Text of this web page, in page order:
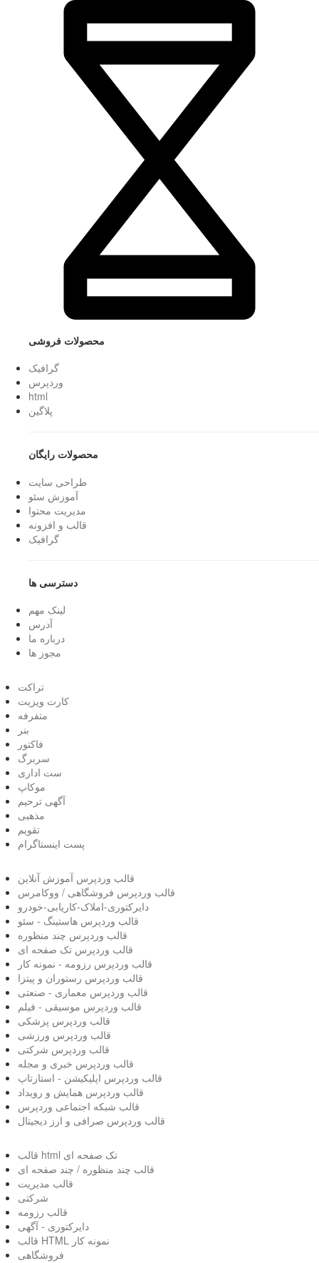
محصولات فروشی
گرافیک
وردپرس
html
پلاگین
محصولات رایگان
طراحی سایت
آموزش سئو
مدیریت محتوا
قالب و افزونه
گرافیک
دسترسی ها
لینک مهم
آدرس
درباره ما
مجوز ها
تراکت
کارت ویزیت
متفرفه
بنر
فاکتور
سربرگ
ست اداری
موکاپ
آگهی ترحیم
مذهبی
تقویم
پست اینستاگرام
قالب وردپرس آموزش آنلاین
قالب وردپرس فروشگاهی / ووکامرس
دایرکتوری-املاک-کاریابی-خودرو
قالب وردپرس هاستینگ - سئو
قالب وردپرس چند منظوره
قالب وردپرس تک صفحه ای
قالب وردپرس رزومه - نمونه کار
قالب وردپرس رستوران و پیتزا
قالب وردپرس معماری - صنعتی
قالب وردپرس موسیقی - فیلم
قالب وردپرس پزشکی
قالب وردپرس ورزشی
قالب وردپرس شرکتی
قالب وردپرس خبری و مجله
قالب وردپرس اپلیکیشن - استارتاپ
قالب وردپرس همایش و رویداد
قالب شبکه اجتماعی وردپرس
قالب وردپرس صرافی و ارز دیجیتال
قالب html تک صفحه ای
قالب چند منظوره / چند صفحه ای
قالب مدیریت
شرکتی
قالب رزومه
دایرکتوری - آگهی
قالب HTML نمونه کار
فروشگاهی